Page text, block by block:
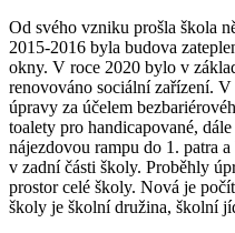
Od svého vzniku prošla škola
2015-2016 byla budova
okny. V roce 2020 bylo v
renovováno sociální zařízení.
úpravy za účelem
toalety pro handicapované,
nájezdovou rampu do 1. patra
v zadní části školy. Proběhly
prostor celé školy. Nová je
školy je školní družina, školní